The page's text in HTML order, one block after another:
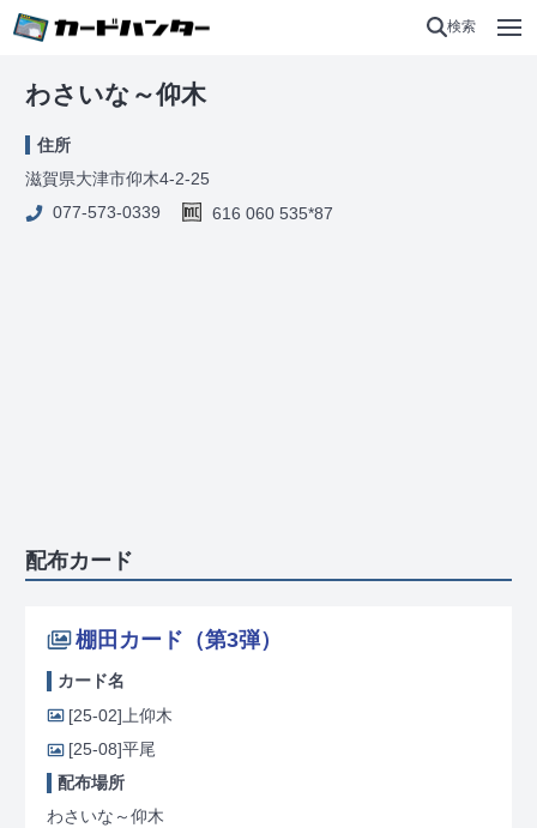
検索
わさいな～仰木
住所
滋賀県大津市仰木4-2-25
077-573-0339
616 060 535*87
配布カード
棚田カード（第3弾）
カード名
[25-02] 上仰木
[25-08]平尾
配布場所
わさいな～仰木